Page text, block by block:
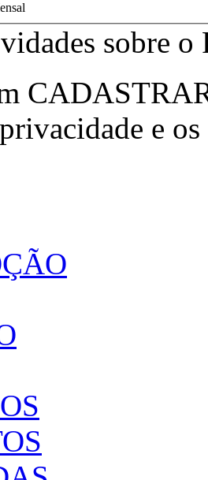
sobre
e os